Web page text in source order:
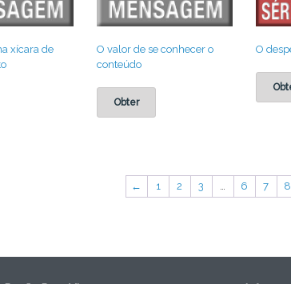
xícara de
O valor de se conhecer o
conteúdo
Obter
O
← 1 2 3 … 6 7 8